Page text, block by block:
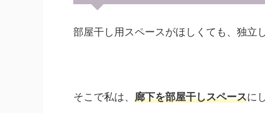
部屋干し用スペースがほしくても、独立
そこで私は、 廊下を部屋干しスペースに